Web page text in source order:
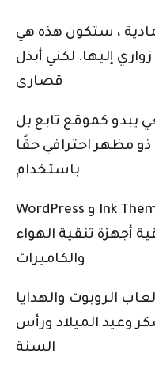
، ستكون هذه هي
إليها. لكني أبذل
قصارى
يبدو كموقع تابع بل
ذو مظهر احترافي حقًا
باستخدام
WordPress و Ink Themes و WooCommerce. لقد
أجهزة تنقية الهواء
والكاميرات
الروبوت والهدايا
وعيد الميلاد ورأس
السنة